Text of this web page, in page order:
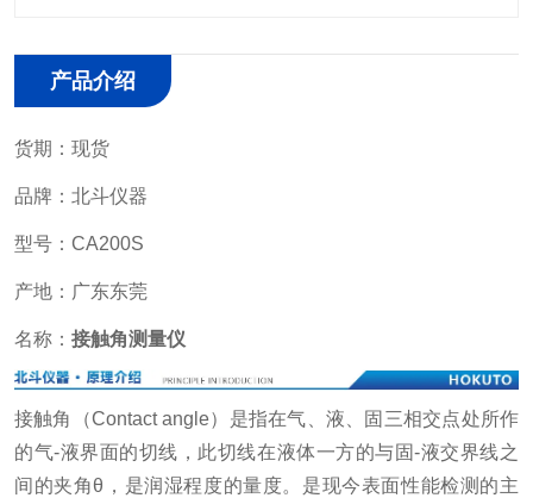
产品介绍
货期：现货
品牌：北斗仪器
型号：CA200S
产地：广东东莞
名称： 接触角测量仪
接触角（Contact angle）是指在气、液、固三相交点处所作
的气-液界面的切线，此切线在液体一方的与固-液交界线之
间的夹角θ，是润湿程度的量度。是现今表面性能检测的主